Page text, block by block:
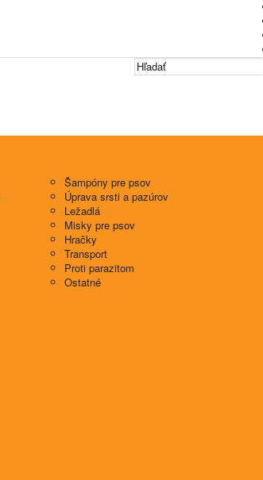
Šampóny pre psov
Úprava srsti a pazúrov
Ležadlá
Misky pre psov
Hračky
Transport
Proti parazitom
Ostatné